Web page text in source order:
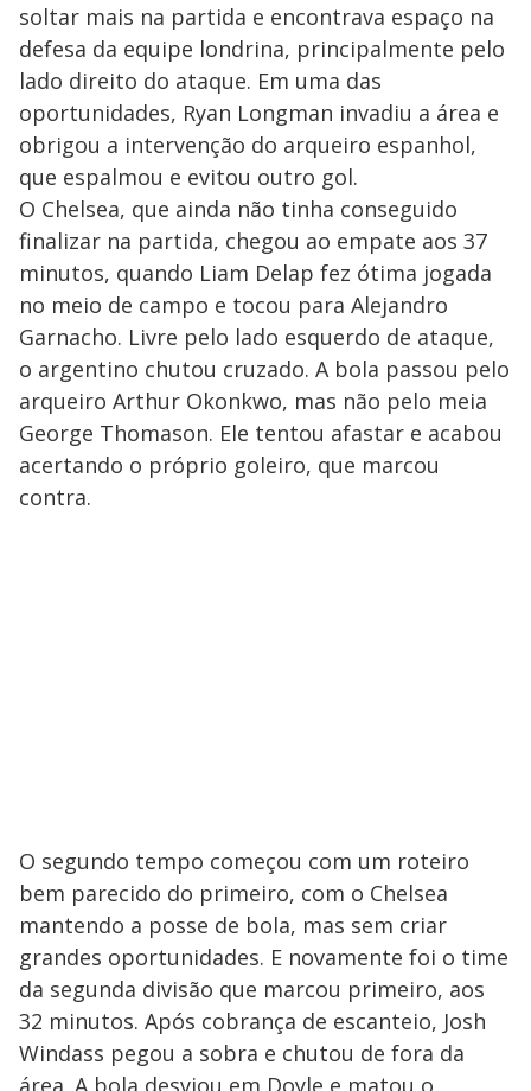
soltar mais na partida e encontrava espaço na
defesa da equipe londrina, principalmente pelo
lado direito do ataque. Em uma das
oportunidades, Ryan Longman invadiu a área e
obrigou a intervenção do arqueiro espanhol,
que espalmou e evitou outro gol.
O Chelsea, que ainda não tinha conseguido
finalizar na partida, chegou ao empate aos 37
minutos, quando Liam Delap fez ótima jogada
no meio de campo e tocou para Alejandro
Garnacho. Livre pelo lado esquerdo de ataque,
o argentino chutou cruzado. A bola passou pelo
arqueiro Arthur Okonkwo, mas não pelo meia
George Thomason. Ele tentou afastar e acabou
acertando o próprio goleiro, que marcou
contra.
O segundo tempo começou com um roteiro
bem parecido do primeiro, com o Chelsea
mantendo a posse de bola, mas sem criar
grandes oportunidades. E novamente foi o time
da segunda divisão que marcou primeiro, aos
32 minutos. Após cobrança de escanteio, Josh
Windass pegou a sobra e chutou de fora da
área. A bola desviou em Doyle e matou o